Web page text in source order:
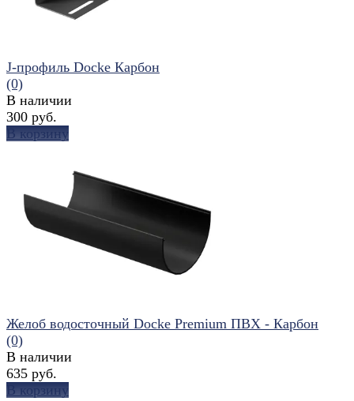
избранное сравнить
J-профиль Docke Карбон
(0)
В наличии
300 руб.
В корзину
Желоб водосточный Docke Premium ПВХ - Карбон
(0)
В наличии
635 руб.
В корзину